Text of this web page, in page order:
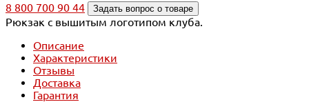
8 800 700 90 44
Задать вопрос о товаре
Рюкзак с вышитым логотипом клуба.
Описание
Характеристики
Отзывы
Доставка
Гарантия